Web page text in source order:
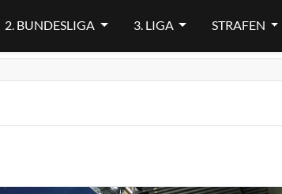
2. BUNDESLIGA 3. LIGA STRAFEN